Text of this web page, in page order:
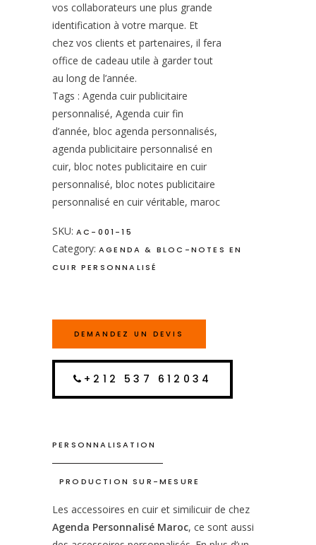
vos collaborateurs une plus grande
identification à votre marque. Et
chez vos clients et partenaires, il fera
office de cadeau utile à garder tout
au long de l’année.
Tags : Agenda cuir publicitaire
personnalisé, Agenda cuir fin
d’année, bloc agenda personnalisés,
agenda publicitaire personnalisé en
cuir, bloc notes publicitaire en cuir
personnalisé, bloc notes publicitaire
personnalisé en cuir véritable, maroc
SKU: AC-001-15
Category: AGENDA & BLOC-NOTES EN
CUIR PERSONNALISÉ
DEMANDEZ UN DEVIS
+212 537 612034
PERSONNALISATION
PRODUCTION SUR-MESURE
Les accessoires en cuir et similicuir de chez
Agenda Personnalisé Maroc, ce sont aussi